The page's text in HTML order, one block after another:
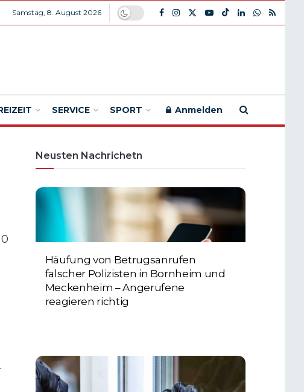
Samstag, 8. August 2026
SERVICE SPORT Anmelden
0
Neusten Nachrichetn
Häufung von Betrugsanrufen
falscher Polizisten in Bornheim und
Meckenheim – Angerufene
reagieren richtig